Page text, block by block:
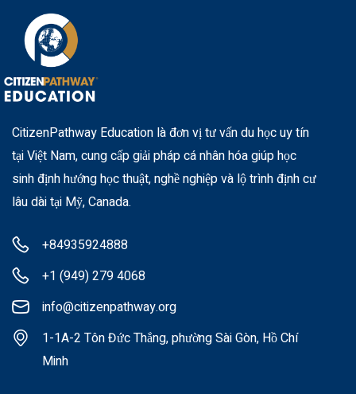
CitizenPathway Education là đơn vị tư vấn du học uy tín
tại Việt Nam, cung cấp giải pháp cá nhân hóa giúp học
sinh định hướng học thuật, nghề nghiệp và lộ trình định cư
lâu dài tại Mỹ, Canada.
+84935924888
+1 (949) 279 4068
info@citizenpathway.org
1-1A-2 Tôn Đức Thắng, phường Sài Gòn, Hồ Chí
Minh